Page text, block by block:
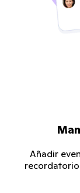
Añadir